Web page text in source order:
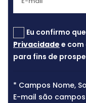
Eu confirmo
Privacidade e
para fins de
* Campos Nome,
E-mail são